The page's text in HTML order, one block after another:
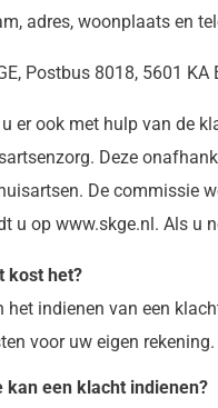
adres, woonplaats en
Postbus 8018, 5601 KA
er ook met hulp van de
Deze
De commissie
u op www.skge.nl. Als u
kost het?
het indienen van een
voor uw eigen rekening.
kan een klacht indienen?